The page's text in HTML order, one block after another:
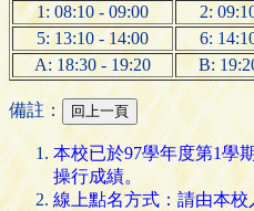
1: 08:10 - 09:00
2:
5: 13:10 - 14:00
6:
A: 18:30 - 19:20
B:
備註：
本校已於97學年度第1學
操行成績。
線上點名方式：請由本